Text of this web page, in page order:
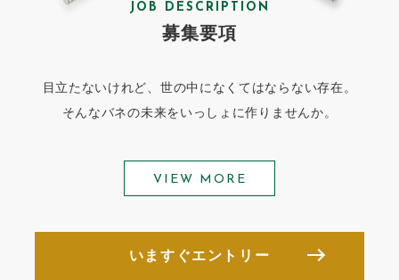
JOB DESCRIPTION
募集要項
目立たないけれど、世の中になくてはならない存在。
そんなバネの未来をいっしょに作りませんか。
VIEW MORE
いますぐエントリー